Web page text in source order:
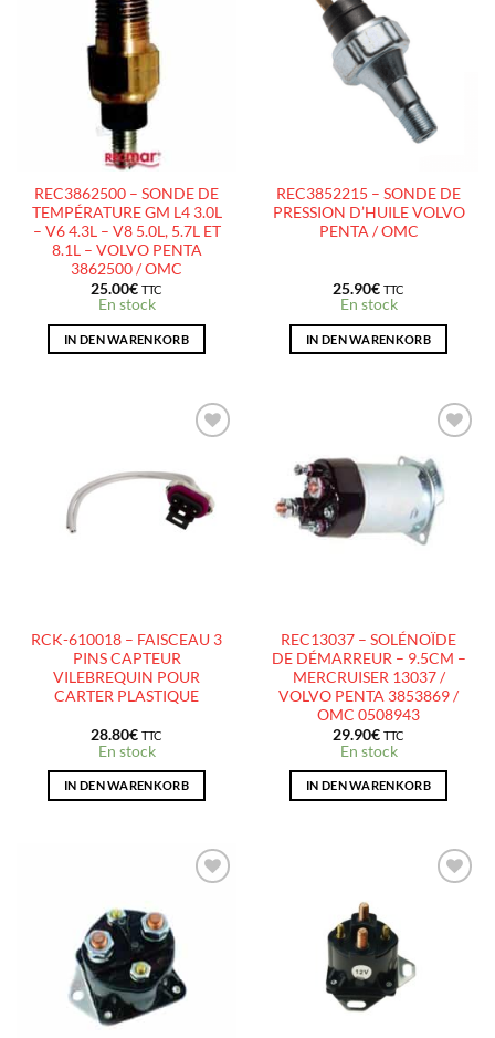
D’ENVIES
REC3862500 – SONDE DE
TEMPÉRATURE GM L4 3.0L
– V6 4.3L – V8 5.0L, 5.7L ET
8.1L – VOLVO PENTA
3862500 / OMC
25.00€ TTC
En stock
IN DEN WARENKORB
LISTE
D’ENVIES
REC3852215 – SONDE DE
PRESSION D’HUILE VOLVO
PENTA / OMC
25.90€ TTC
En stock
IN DEN WARENKORB
À LA
LISTE
D’ENVIES
RCK-610018 – FAISCEAU 3
PINS CAPTEUR
VILEBREQUIN POUR
CARTER PLASTIQUE
28.80€ TTC
En stock
IN DEN WARENKORB
AJOUTER
À LA
LISTE
D’ENVIES
REC13037 – SOLÉNOÏDE
DE DÉMARREUR – 9.5CM –
MERCRUISER 13037 /
VOLVO PENTA 3853869 /
OMC 0508943
29.90€ TTC
En stock
IN DEN WARENKORB
À LA
LISTE
D’ENVIES
D’ENVIES